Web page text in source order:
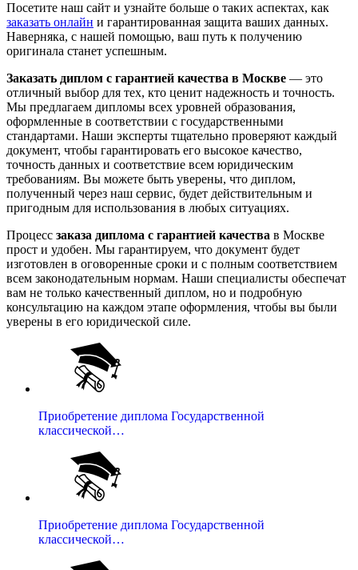
Посетите наш сайт и узнайте больше о таких аспектах, как
заказать онлайн и гарантированная защита ваших данных.
Наверняка, с нашей помощью, ваш путь к получению
оригинала станет успешным.
Заказать диплом с гарантией качества в Москве — это
отличный выбор для тех, кто ценит надежность и точность.
Мы предлагаем дипломы всех уровней образования,
оформленные в соответствии с государственными
стандартами. Наши эксперты тщательно проверяют каждый
документ, чтобы гарантировать его высокое качество,
точность данных и соответствие всем юридическим
требованиям. Вы можете быть уверены, что диплом,
полученный через наш сервис, будет действительным и
пригодным для использования в любых ситуациях.
Процесс заказа диплома с гарантией качества в Москве
прост и удобен. Мы гарантируем, что документ будет
изготовлен в оговоренные сроки и с полным соответствием
всем законодательным нормам. Наши специалисты обеспечат
вам не только качественный диплом, но и подробную
консультацию на каждом этапе оформления, чтобы вы были
уверены в его юридической силе.
Приобретение диплома Государственной
классической…
Приобретение диплома Государственной
классической…